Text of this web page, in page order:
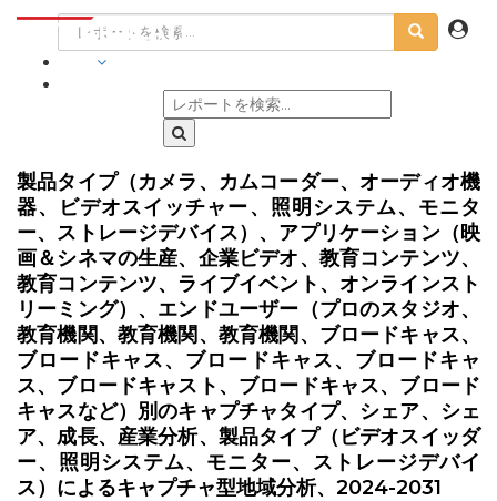
製品タイプ（カメラ、カムコーダー、オーディオ機
器、ビデオスイッチャー、照明システム、モニタ
ー、ストレージデバイス）、アプリケーション（映
画＆シネマの生産、企業ビデオ、教育コンテンツ、
教育コンテンツ、ライブイベント、オンラインスト
リーミング）、エンドユーザー（プロのスタジオ、
教育機関、教育機関、教育機関、ブロードキャス、
ブロードキャス、ブロードキャス、ブロードキャ
ス、ブロードキャスト、ブロードキャス、ブロード
キャスなど）別のキャプチャタイプ、シェア、シェ
ア、成長、産業分析、製品タイプ（ビデオスイッダ
ー、照明システム、モニター、ストレージデバイ
ス）によるキャプチャ型地域分析、2024-2031